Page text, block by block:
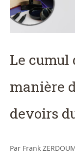
Le cumul
manière
devoirs
Par Frank